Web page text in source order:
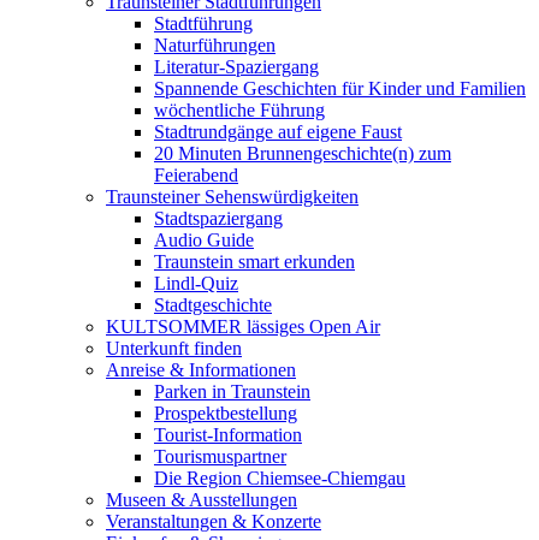
Stadtführung
Naturführungen
Literatur-Spaziergang
Spannende Geschichten für Kinder und Familien
wöchentliche Führung
Stadtrundgänge auf eigene Faust
20 Minuten Brunnengeschichte(n) zum
Feierabend
Traunsteiner Sehenswürdigkeiten
Stadtspaziergang
Audio Guide
Traunstein smart erkunden
Lindl-Quiz
Stadtgeschichte
KULTSOMMER lässiges Open Air
Unterkunft finden
Anreise & Informationen
Parken in Traunstein
Prospektbestellung
Tourist-Information
Tourismuspartner
Die Region Chiemsee-Chiemgau
Museen & Ausstellungen
Veranstaltungen & Konzerte